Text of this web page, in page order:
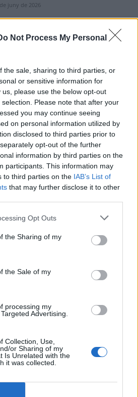
Not Process My Personal
the sale, sharing to third parties, or
or sensitive information for
please use the below opt-out
Please note that after your
you may continue seeing
on personal information utilized by
disclosed to third parties prior to
opt-out of the further
information by third parties on the
participants. This information may
to third parties on the IAB’s List of
that may further disclose it to other
Opt Outs
the Sharing of my
the Sale of my
processing my
Advertising.
Collection, Use,
or Sharing of my
Is Unrelated with the
it was collected.
juny de 2026
el correu electrònic i el lloc web en
la propera vegada que comenti.